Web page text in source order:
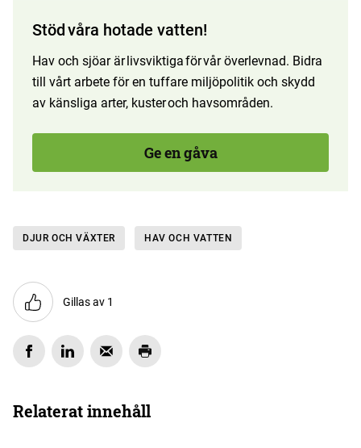
Stöd våra hotade vatten!
Hav och sjöar är livsviktiga för vår överlevnad. Bidra
till vårt arbete för en tuffare miljöpolitik och skydd
av känsliga arter, kuster och havsområden.
Ge en gåva
DJUR OCH VÄXTER HAV OCH VATTEN
Gillas av 1
Relaterat innehåll